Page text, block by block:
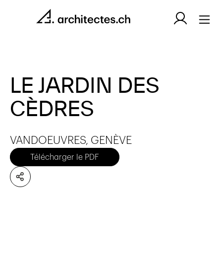
LE JARDIN DES
CÈDRES
VANDOEUVRES, GENÈVE
Télécharger le PDF